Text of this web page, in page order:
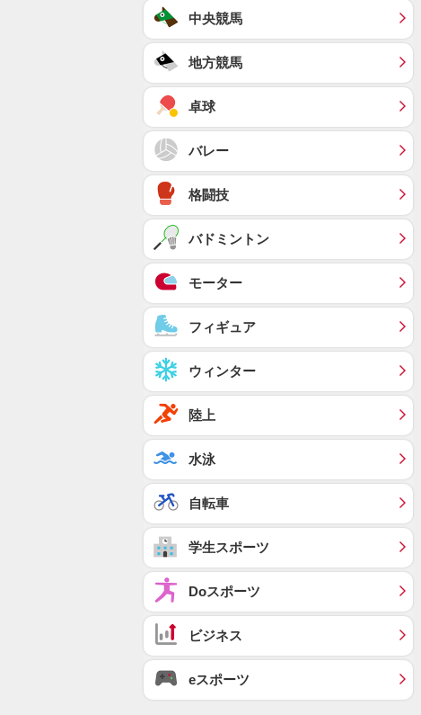
中央競馬
地方競馬
卓球
バレー
格闘技
バドミントン
モーター
フィギュア
ウィンター
陸上
水泳
自転車
学生スポーツ
Doスポーツ
ビジネス
eスポーツ